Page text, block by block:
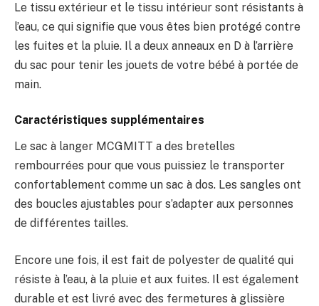
Le tissu extérieur et le tissu intérieur sont résistants à
l’eau, ce qui signifie que vous êtes bien protégé contre
les fuites et la pluie. Il a deux anneaux en D à l’arrière
du sac pour tenir les jouets de votre bébé à portée de
main.
Caractéristiques supplémentaires
Le sac à langer MCGMITT a des bretelles
rembourrées pour que vous puissiez le transporter
confortablement comme un sac à dos. Les sangles ont
des boucles ajustables pour s’adapter aux personnes
de différentes tailles.
Encore une fois, il est fait de polyester de qualité qui
résiste à l’eau, à la pluie et aux fuites. Il est également
durable et est livré avec des fermetures à glissière